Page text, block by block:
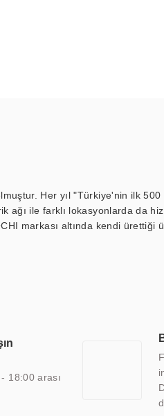
Her yıl "Türkiye'nin ilk 500
ağı ile farklı lokasyonlarda da
markası altında kendi ürettiği
hareket etmektedir.
sağlamaktadır.
18:00 arası